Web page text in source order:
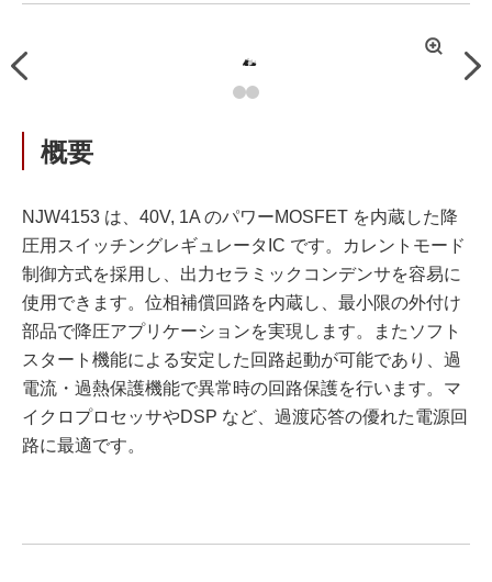
Previous
拡
概要
NJW4153 は、40V, 1A のパワーMOSFET を内蔵した降
圧用スイッチングレギュレータIC です。カレントモード
制御方式を採用し、出力セラミックコンデンサを容易に
使用できます。位相補償回路を内蔵し、最小限の外付け
部品で降圧アプリケーションを実現します。またソフト
スタート機能による安定した回路起動が可能であり、過
電流・過熱保護機能で異常時の回路保護を行います。マ
イクロプロセッサやDSP など、過渡応答の優れた電源回
路に最適です。